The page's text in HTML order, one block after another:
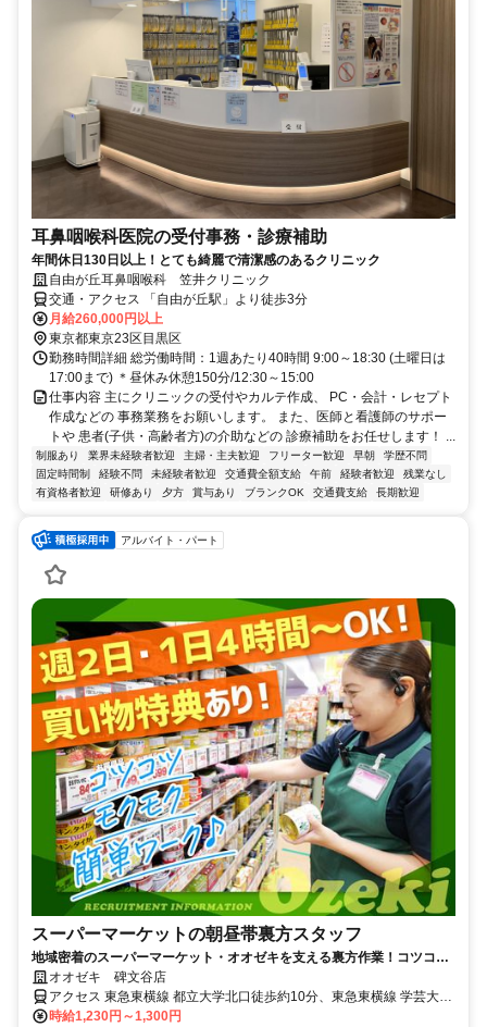
耳鼻咽喉科医院の受付事務・診療補助
年間休日130日以上！とても綺麗で清潔感のあるクリニック
自由が丘耳鼻咽喉科 笠井クリニック
交通・アクセス 「自由が丘駅」より徒歩3分
月給260,000円以上
東京都東京23区目黒区
勤務時間詳細 総労働時間：1週あたり40時間 9:00～18:30 (土曜日は
17:00まで) ＊昼休み休憩150分/12:30～15:00
仕事内容 主にクリニックの受付やカルテ作成、 PC・会計・レセプト
作成などの 事務業務をお願いします。 また、医師と看護師のサポー
トや 患者(子供・高齢者方)の介助などの 診療補助をお任せします！ ...
制服あり 業界未経験者歓迎 主婦・主夫歓迎 フリーター歓迎 早朝
学歴不問
固定時間制
経験不問 未経験者歓迎 交通費全額支給 午前 経験者歓迎
残業なし
有資格者歓迎
研修あり 夕方 賞与あり ブランクOK 交通費支給 長期歓迎
アルバイト・パート
スーパーマーケットの朝昼帯裏方スタッフ
地域密着のスーパーマーケット・オオゼキを支える裏方作業！コツコ
ツ・モクモク、安心して働きたい方に！
オオゼキ 碑文谷店
アクセス 東急東横線 都立大学北口徒歩約10分、東急東横線 学芸大学
東口徒歩約12分、東急目黒線 大岡山北口徒歩約22分
時給1,230円～1,300円